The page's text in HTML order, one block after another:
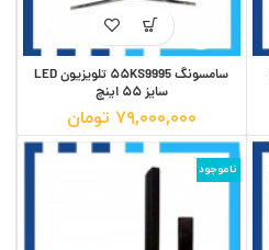
سامسونگ ۵۵KS9995 تلویزیون LED
سایز ۵۵ اینچ
۷۹,۰۰۰,۰۰۰ تومان
ناموجود